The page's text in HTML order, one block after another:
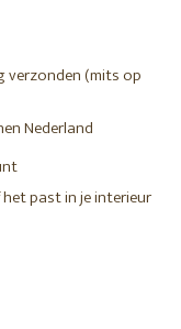
verzonden (mits op
Nederland
past in je interieur